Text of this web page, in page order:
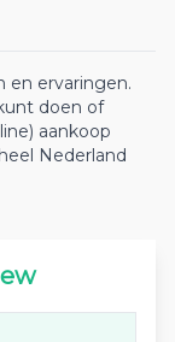
en ervaringen.
doen of
aankoop
Nederland